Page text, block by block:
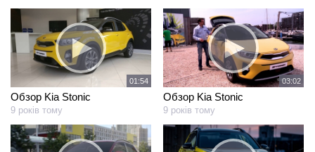
01:54
Обзор Kia Stonic
9 років тому
03:02
Обзор Kia Stonic
9 років тому